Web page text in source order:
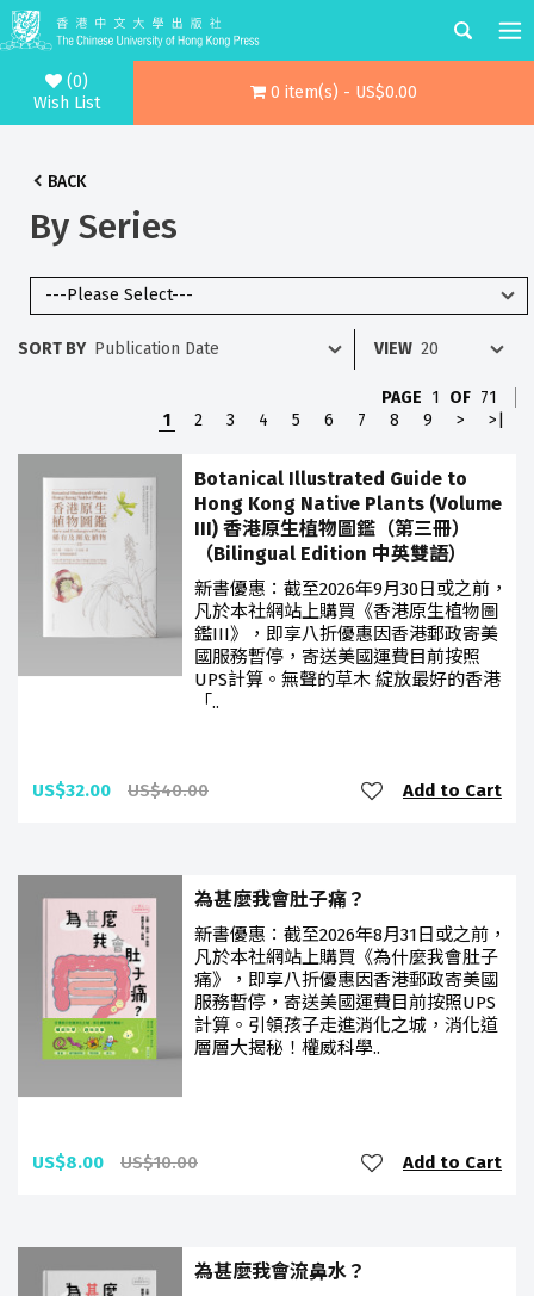
(0)
Wish List
0 item(s) - US$0.00
BACK
By Series
SORT BY VIEW
PAGE 1 OF 71
1
2 3 4 5 6 7 8 9 > >|
Botanical Illustrated Guide to
Hong Kong Native Plants (Volume
III) 香港原生植物圖鑑（第三冊）
（Bilingual Edition 中英雙語）
新書優惠：截至2026年9月30日或之前，
凡於本社網站上購買《香港原生植物圖
鑑III》，即享八折優惠因香港郵政寄美
國服務暫停，寄送美國運費目前按照
UPS計算。無聲的草木 綻放最好的香港
「..
US$32.00 US$40.00 Add to Cart
為甚麼我會肚子痛？
新書優惠：截至2026年8月31日或之前，
凡於本社網站上購買《為什麼我會肚子
痛》，即享八折優惠因香港郵政寄美國
服務暫停，寄送美國運費目前按照UPS
計算。引領孩子走進消化之城，消化道
層層大揭秘！權威科學..
US$8.00 US$10.00 Add to Cart
為甚麼我會流鼻水？